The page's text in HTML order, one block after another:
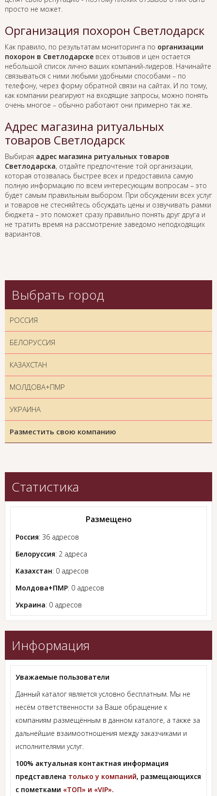
просто не может.
Организация похорон Светлодарск
Как правило, по результатам мониторинга по организации
похорон в Светлодарске всех отзывов и цен остается
небольшой список лично ваших компаний-лидеров. Начинайте
связываться с ними любыми удобными способами – по
телефону, через форму обратной связи на сайтах. И по тому,
как компании реагируют на входящие запросы, можно понять
очень многое – обычно работают они примерно так же.
Адрес магазина ритуальных
товаров Светлодарск
Выбирая адрес магазина ритуальных товаров
Светлодарска, отдайте предпочтение той организации,
которая отозвалась быстрее всех и предоставила самую
полную информацию по всем интересующим вопросам – это
будет самым правильным выбором. При обсуждении всех услуг
и товаров не стесняйтесь обсуждать цены и озвучивать рамки
бюджета – это поможет сразу правильно понять друг друга и
не тратить время на рассмотрение заведомо неподходящих
вариантов.
Выбрать город
РОССИЯ
БЕЛОРУССИЯ
КАЗАХСТАН
МОЛДОВА+ПМР
УКРАИНА
Разместить свою компанию
Статистика
Размещено
Россия: 36 адресов
Белоруссия: 2 адреса
Казахстан: 0 адресов
Молдова+ПМР: 0 адресов
Украина: 0 адресов
Информация
Уважаемые пользователи
Данный каталог является условно бесплатным. Мы не
несём ответственности за Ваше обращение к
компаниям размещённым в данном каталоге, а также за
дальнейшие взаимоотношения между заказчиками и
исполнителями услуг.
100% актуальная контактная информация
представлена только у компаний, размещающихся
с пометками «ТОП» и «VIP».